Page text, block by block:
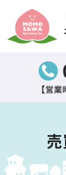
出水の
なら『
売